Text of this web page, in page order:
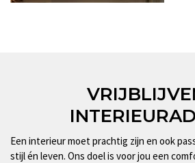
Een interieur moet prachtig zijn en ook
stijl én leven. Ons doel is voor jou een